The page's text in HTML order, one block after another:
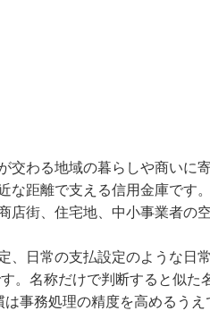
交わる地域の暮らしや商いに
な距離で支える信用金庫です
店街、住宅地、中小事業者の
、日常の支払設定のような日
。名称だけで判断すると似た
事務処理の精度を高めるうえ